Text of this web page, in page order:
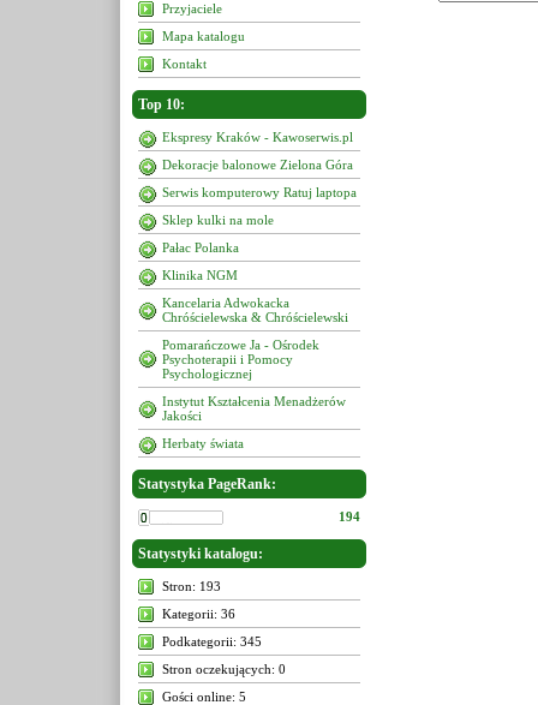
Przyjaciele
Mapa katalogu
Kontakt
Top 10:
Ekspresy Kraków - Kawoserwis.pl
Dekoracje balonowe Zielona Góra
Serwis komputerowy Ratuj laptopa
Sklep kulki na mole
Pałac Polanka
Klinika NGM
Kancelaria Adwokacka
Chróścielewska & Chróścielewski
Pomarańczowe Ja - Ośrodek
Psychoterapii i Pomocy
Psychologicznej
Instytut Kształcenia Menadżerów
Jakości
Herbaty świata
Statystyka PageRank:
194
Statystyki katalogu:
Stron: 193
Kategorii: 36
Podkategorii: 345
Stron oczekujących: 0
Gości online: 5